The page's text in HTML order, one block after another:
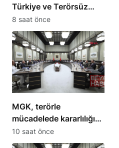
Türkiye ve Terörsüz
Bölge hedeflerine
ilerleme kaydedildi
8 saat önce
MGK, terörle
mücadelede kararlılığın
süreceğini açıkladı
10 saat önce